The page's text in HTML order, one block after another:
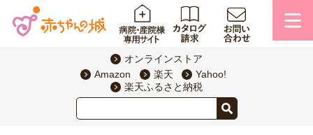
オンラインストア
Amazon
楽天
Yahoo!
楽天ふるさと納税